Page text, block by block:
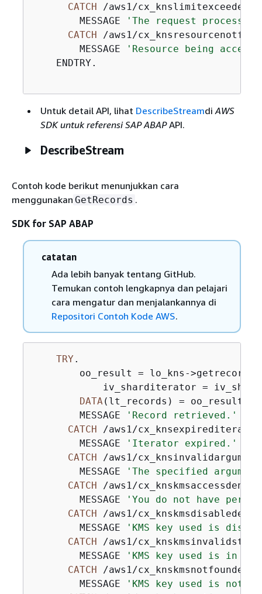
CATCH /aws1/
        MESSAGE
'The request
CATCH /aws1/
        MESSAGE
'Resource being
    ENDTRY.
Untuk detail API, lihat DescribeStreamdiAWS
SDK untuk referensi SAP ABAPAPI.
DescribeStream
Contoh kode berikut menunjukkan cara
menggunakan GetRecords .
SDK for SAP ABAP
catatan
Ada lebih banyak tentang GitHub.
Temukan contoh lengkapnya dan pelajari
cara mengatur dan menjalankannya di
Repositori Contoh Kode AWS.
TRY .
oo_result = lo_kns-
iv_sharditerator =
DATA(lt_records) = oo_result-
        MESSAGE
'Record retrieved.'
CATCH /aws1/
        MESSAGE
'Iterator expired.'
CATCH /aws1/
        MESSAGE
'The specified
CATCH /aws1/
        MESSAGE
'You do not have
CATCH /aws1/cx_knskmsdisabledex.
        MESSAGE
'KMS key used is
CATCH /aws1/
        MESSAGE
'KMS key used is in
CATCH /aws1/cx_knskmsnotfoundex.
        MESSAGE
'KMS key used is not